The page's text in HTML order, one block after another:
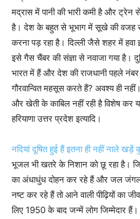
मद्रास में पानी की भारी कमी है और
है। देश के बहुत से भूभाग में सूखे की वजह
करना पड़ रहा है। दिल्ली जैसे शहर में हवा
इसे गैस चैंबर की संज्ञा से नवाजा गया है।
भारत में हैं और देश की राजधानी पहले
गौरवान्वित महसूस करते हैं? अवश्य ही
और खेती के काबिल नहीं रही है विशेष कर
हरियाणा उत्तर प्रदेश इत्यादि।
नदियां दूषित हुई हैं इतना ही नहीं नाले खड़ें
भूजल भी खतरे के निशान को छू रहा है।
का अंधाधुंध दोहन कर रहे हैं और जल
नष्ट कर रहे हैं तो आने वाली पीढ़ियों का
लिए 1950 के बाद जन्में लोग जिम्मेदार